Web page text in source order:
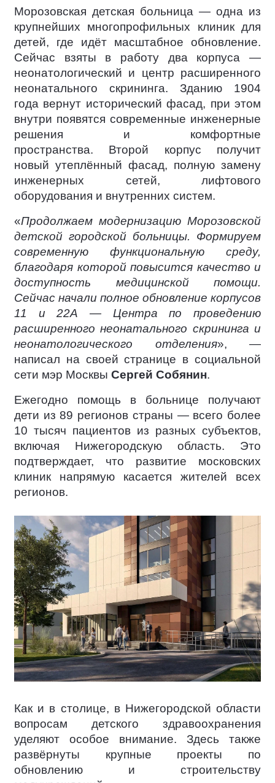
Морозовская детская больница — одна из
крупнейших многопрофильных клиник для
детей, где идёт масштабное обновление.
Сейчас взяты в работу два корпуса —
неонатологический и центр расширенного
неонатального скрининга. Зданию 1904
года вернут исторический фасад, при этом
внутри появятся современные инженерные
решения и комфортные
пространства. Второй корпус получит
новый утеплённый фасад, полную замену
инженерных сетей, лифтового
оборудования и внутренних систем.
«Продолжаем модернизацию Морозовской
детской городской больницы. Формируем
современную функциональную среду,
благодаря которой повысится качество и
доступность медицинской помощи.
Сейчас начали полное обновление корпусов
11 и 22А — Центра по проведению
расширенного неонатального скрининга и
неонатологического отделения», —
написал на своей странице в социальной
сети мэр Москвы Сергей Собянин.
Ежегодно помощь в больнице получают
дети из 89 регионов страны — всего более
10 тысяч пациентов из разных субъектов,
включая Нижегородскую область. Это
подтверждает, что развитие московских
клиник напрямую касается жителей всех
регионов.
Как и в столице, в Нижегородской области
вопросам детского здравоохранения
уделяют особое внимание. Здесь также
развёрнуты крупные проекты по
обновлению и строительству